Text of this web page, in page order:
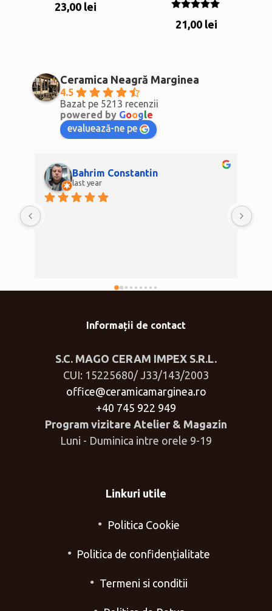
23,00 lei
Evaluat la
5.00
21,00 lei
Ceramica Neagră Marginea
4.5
Bazat pe 5213 recenzii
powered by Google
evaluează-ne pe
Bahrim Constantin
last year
Informații de contact
S.C. MAGO CERAM IMPEX S.R.L.
CUI: 15225680/ J33/143/2003
office@ceramicamarginea.ro
+40 745 922 949
Program vizitare Atelier & Magazin
Luni - Duminica intre orele 9-19
Linkuri utile
Politica Cookie
Politica de confidențialitate
Termeni si conditii